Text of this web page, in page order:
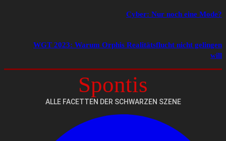
Cyber: Nur noch eine Mode?
WGT 2023: Warum Orphis Realitätsflucht nicht gelingen
will
Spontis
ALLE FACETTEN DER SCHWARZEN SZENE